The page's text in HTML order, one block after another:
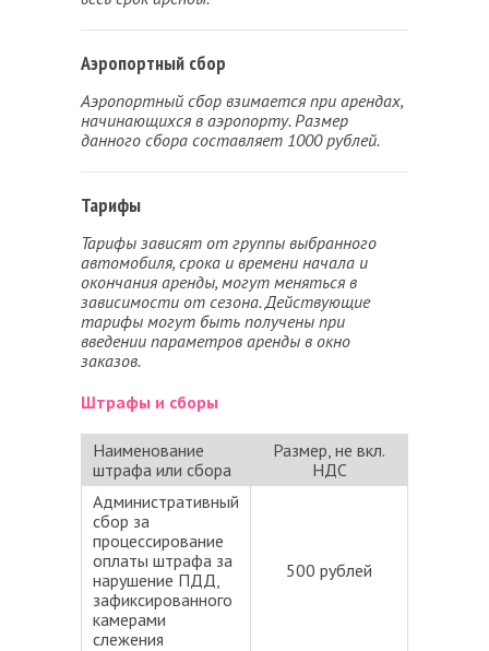
Аэропортный сбор
Аэропортный сбор взимается при арендах,
начинающихся в аэропорту. Размер
данного сбора составляет 1000 рублей.
Тарифы
Тарифы зависят от группы выбранного
автомобиля, срока и времени начала и
окончания аренды, могут меняться в
зависимости от сезона. Действующие
тарифы могут быть получены при
введении параметров аренды в окно
заказов.
Штрафы и сборы
Наименование
штрафа или сбора
Размер, не вкл.
НДС
Административный
сбор за
процессирование
оплаты штрафа за
нарушение ПДД,
зафиксированного
камерами
слежения
500 рублей